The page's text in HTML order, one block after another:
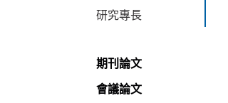
研究專長
期刊論文
會議論文